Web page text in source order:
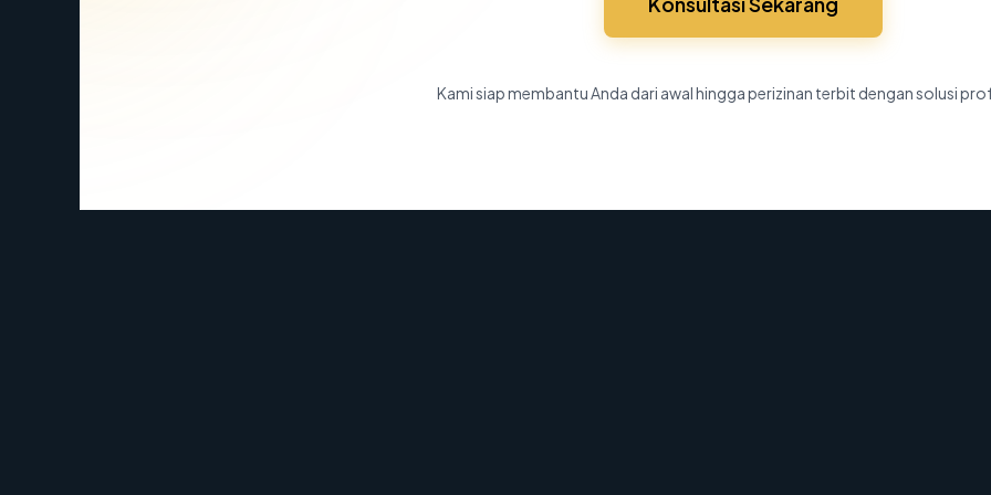
Kami siap membantu Anda dari awal hingga perizinan terbit dengan solusi